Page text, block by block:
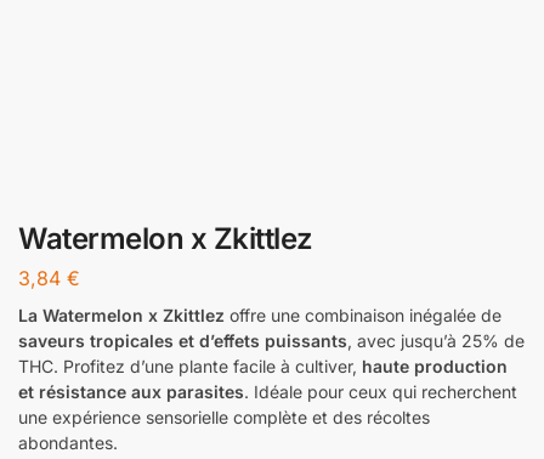
Watermelon x Zkittlez
3,84 €
La Watermelon x Zkittlez offre une combinaison inégalée de
saveurs tropicales et d’effets puissants, avec jusqu’à 25% de
THC. Profitez d’une plante facile à cultiver, haute production
et résistance aux parasites. Idéale pour ceux qui recherchent
une expérience sensorielle complète et des récoltes
abondantes.